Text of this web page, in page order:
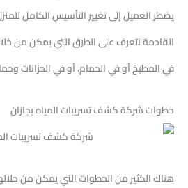
يضطر العميل إلى تغيير التأسيس الكامل
القادمة نتعرف على الطرق التي يمكن من
في المطبخ أو في الحمام، أو في الخزانات
خطوات شركة كشف تسريبات المياه بجازان
هناك الكثير من الخطوات التي يمكن من